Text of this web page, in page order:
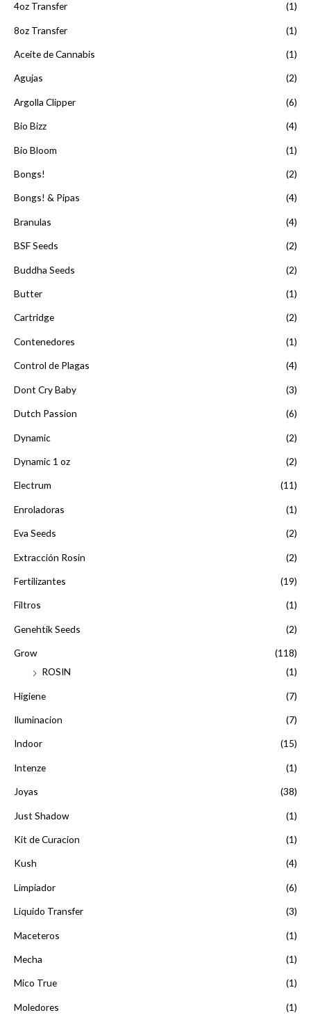
4oz Transfer (1)
8oz Transfer (1)
Aceite de Cannabis (1)
Agujas (2)
Argolla Clipper (6)
Bio Bizz (4)
Bio Bloom (1)
Bongs! (2)
Bongs! & Pipas (4)
Branulas (4)
BSF Seeds (2)
Buddha Seeds (2)
Butter (1)
Cartridge (2)
Contenedores (1)
Control de Plagas (4)
Dont Cry Baby (3)
Dutch Passion (6)
Dynamic (2)
Dynamic 1 oz (2)
Electrum (11)
Enroladoras (1)
Eva Seeds (2)
Extracción Rosin (2)
Fertilizantes (19)
Filtros (1)
Genehtik Seeds (2)
Grow
(118)
ROSIN
(1)
Higiene (7)
Iluminacion (7)
Indoor (15)
Intenze (1)
Joyas (38)
Just Shadow (1)
Kit de Curacion (1)
Kush (4)
Limpiador (6)
Liquido Transfer (3)
Maceteros (1)
Mecha (1)
Mico True (1)
Moledores (1)